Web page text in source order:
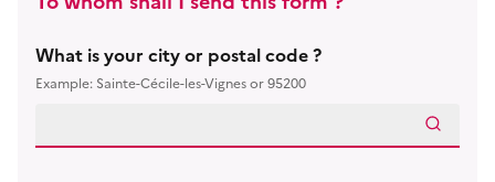
What is your city or postal code ?
Example: Sainte-Cécile-les-Vignes or 95200